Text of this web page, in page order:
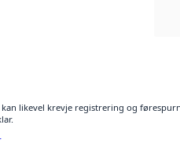
likevel krevje registrering og